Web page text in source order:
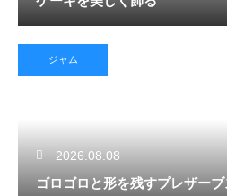
ジャム
2026.08.08
ゴロゴロと形を残すプレザー